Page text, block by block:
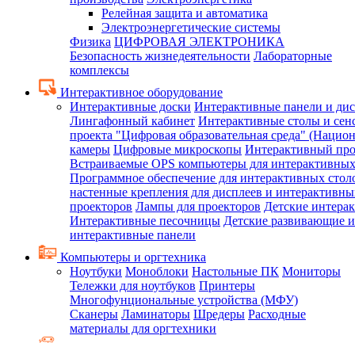
Релейная защита и автоматика
Электроэнергетические системы
Физика ЦИФРОВАЯ ЭЛЕКТРОНИКА
Безопасность жизнедеятельности Лабораторные
комплексы
Интерактивное оборудование
Интерактивные доски Интерактивные панели и
Лингафонный кабинет Интерактивные столы и
проекта "Цифровая образовательная среда"
камеры Цифровые микроскопы Интерактивный
Встраиваемые OPS компьютеры для
Программное обеспечение для интерактивных
настенные крепления для дисплеев и
проекторов Лампы для проекторов Детские
Интерактивные песочницы Детские развивающие
интерактивные панели
Компьютеры и оргтехника
Ноутбуки Моноблоки Настольные ПК Мониторы
Тележки для ноутбуков Принтеры
Многофунциональные устройства (МФУ)
Сканеры Ламинаторы Шредеры Расходные
материалы для оргтехники